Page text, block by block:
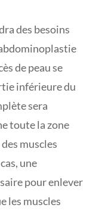
des besoins
de peau se
inférieure du
sera
toute la zone
muscles
une
pour enlever
les muscles